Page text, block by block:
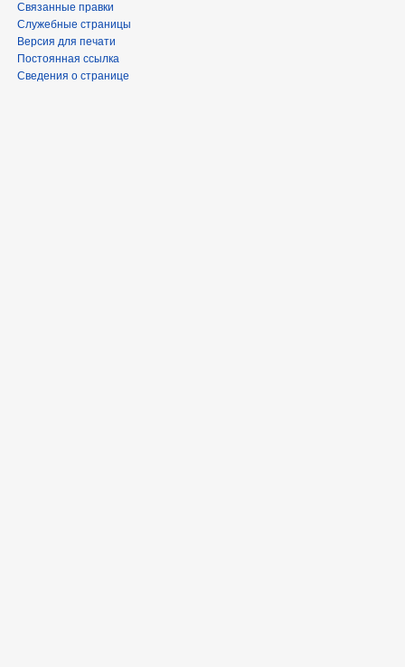
Связанные правки
Служебные страницы
Версия для печати
Постоянная ссылка
Сведения о странице